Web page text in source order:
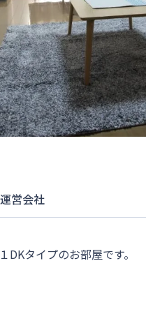
運営会社
タイプのお部屋です。